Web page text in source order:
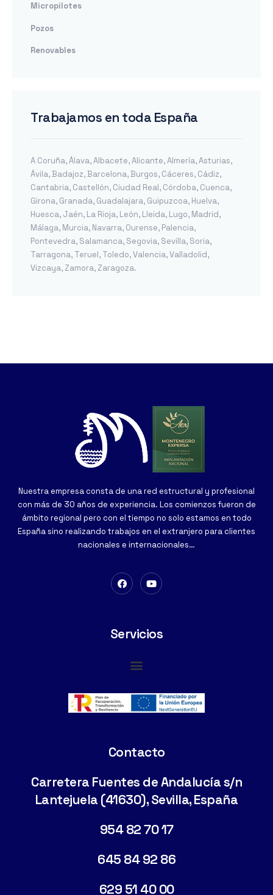
Micropilotes
Pozos
Renovables
Trabajamos en toda España
A Coruña,Álava,Albacete,Alicante,Almería,Asturias,
Ávila,Badajoz,Barcelona,Burgos, Cáceres, Cádiz,
Cantabria, Castellón, Ciudad Real, Córdoba, Cuenca,
Girona, Granada, Guadalajara, Guipuzcoa, Huelva,
Huesca, Jaén, La Rioja, León, Lleida, Lugo, Madrid,
Málaga, Murcia, Navarra, Ourense, Palencia,
Pontevedra, Salamanca, Segovia, Sevilla, Soria,
Tarragona, Teruel, Toledo,Valencia,Valladolid,
Vizcaya, Zamora, Zaragoza.
Nuestra empresa consta de una red estructural y profesional
con más de 30 años de experiencia. Los comienzos fueron de
ámbito regional pero con el tiempo no solo estamos en todo
España sino realizando trabajos en el extranjero para clientes
nacionales e internacionales…
Servicios
Contacto
Carretera Fuentes de Andalucía s/n
Lantejuela (41630), Sevilla, España
954 82 70 17
645 84 92 86
629 51 40 00